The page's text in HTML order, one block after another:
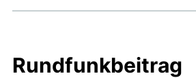
Rundfunkbeitrag